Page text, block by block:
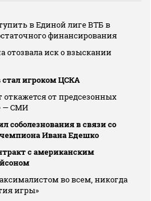
в Единой лиге ВТБ в
финансирования
иск о взыскании
стал игроком ЦСКА
от предсезонных
— СМИ
в связи со
Ивана Едешко
с американским
во всем, никогда
игры»